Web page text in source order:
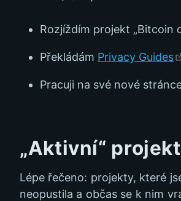
Rozjíždím projekt „Bitcoin
Překládám Privacy Guides
Pracuji na své nové
„Aktivní“
Lépe řečeno: projekty, které
neopustila a občas se k nim